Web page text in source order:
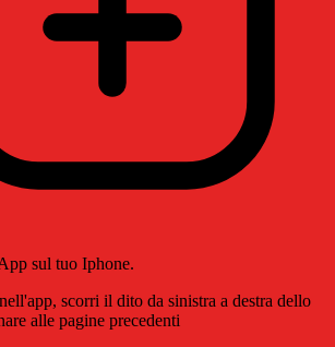
sul tuo Iphone.
scorri il dito da sinistra a destra dello
alle pagine precedenti